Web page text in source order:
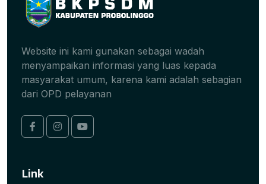
Website ini kami gunakan sebagai wadah
menyampaikan informasi yang luas kepada
masyarakat umum, karena kami adalah sebagian
dari OPD pelayanan
Link